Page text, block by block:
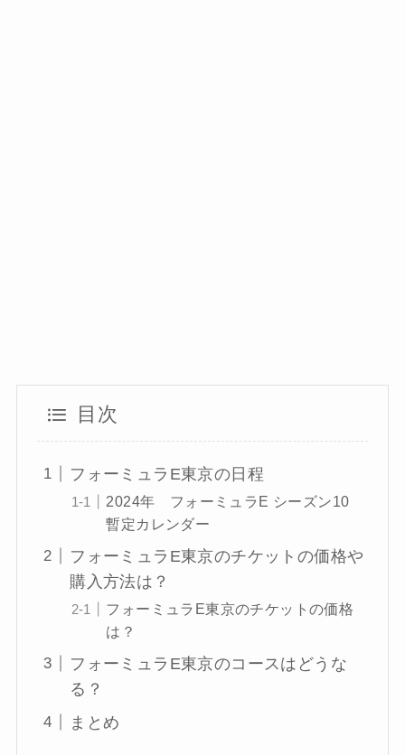
目次
フォーミュラE東京の日程
2024年 フォーミュラE シーズン10
暫定カレンダー
フォーミュラE東京のチケットの価格や
購入方法は？
フォーミュラE東京のチケットの価格
は？
フォーミュラE東京のコースはどうな
る？
まとめ